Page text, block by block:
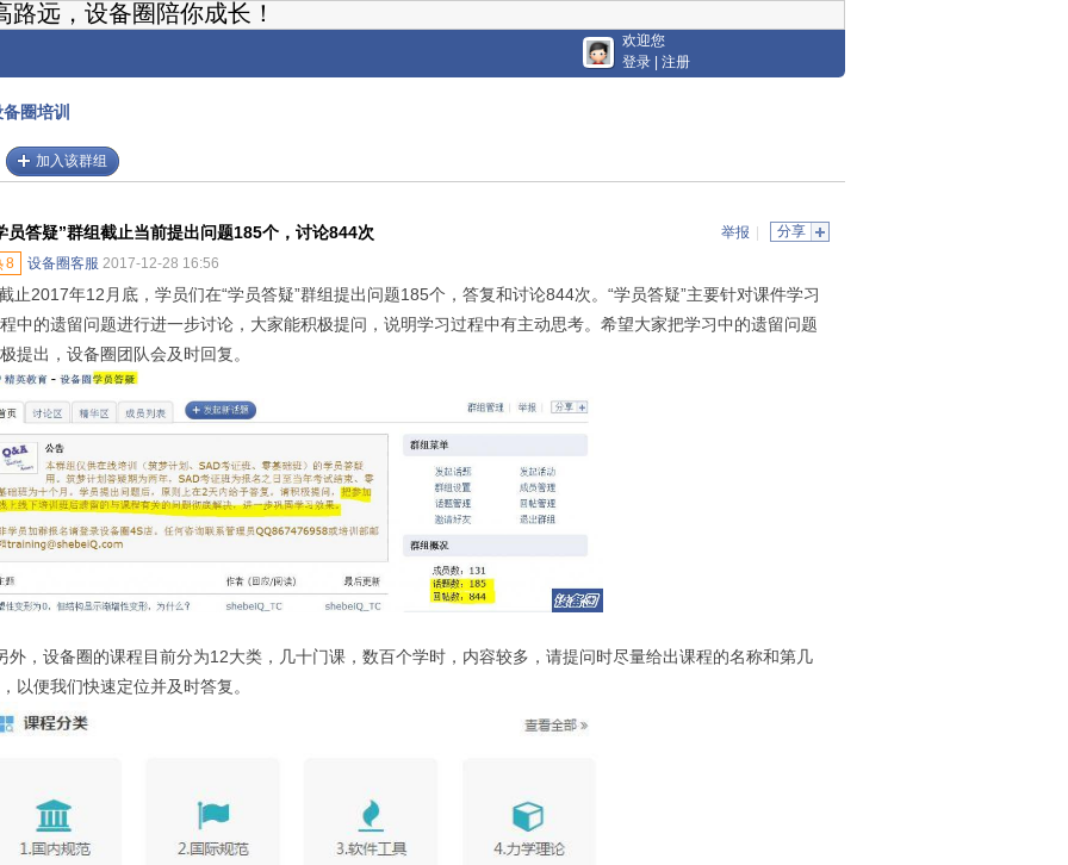
远，设备圈陪你成长！
欢迎您
登录
注册
圈培训
加入该群组
分享
举报
员答疑”群组截止当前提出问题185个，讨论844次
8 设备圈客服 2017-12-28 16:56
2017年12月底，学员们在“学员答疑”群组提出问题185个，答复和讨论844次。“学员答疑”主要针对课件学习
中的遗留问题进行进一步讨论，大家能积极提问，说明学习过程中有主动思考。希望大家把学习中的遗留问题
提出，设备圈团队会及时回复。
，设备圈的课程目前分为12大类，几十门课，数百个学时，内容较多，请提问时尽量给出课程的名称和第几
以便我们快速定位并及时答复。